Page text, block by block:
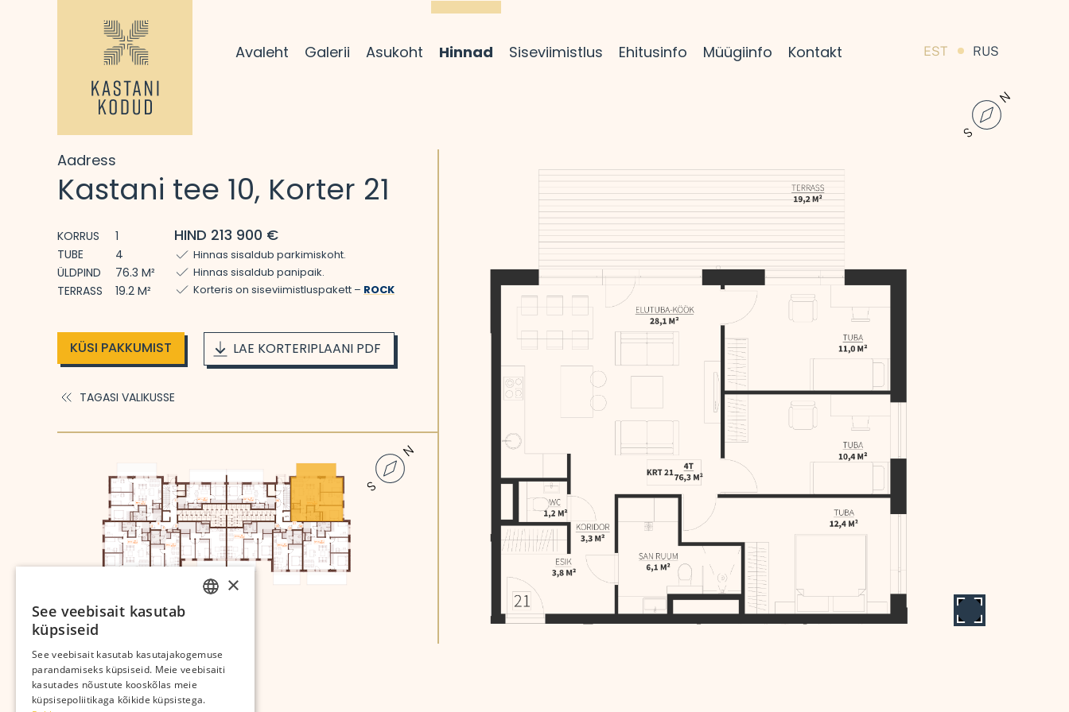
Avaleht Galerii Asukoht Hinnad Siseviimistlus Ehitusinfo Müügiinfo Kontakt EST RUS
Aadress
Kastani tee 10, Korter 21
KORRUS
1
TUBE
4
ÜLDPIND
76.3 M²
TERRASS
19.2 M²
HIND 213 900 €
Hinnas sisaldub parkimiskoht.
Hinnas sisaldub panipaik.
Korteris on siseviimistluspakett – ROCK
KÜSI PAKKUMIST LAE KORTERIPLAANI PDF
TAGASI VALIKUSSE
×
See veebisait kasutab
küpsiseid
See veebisait kasutab kasutajakogemuse
parandamiseks küpsiseid. Meie veebisaiti
kasutades nõustute kooskõlas meie
küpsisepoliitikaga kõikide küpsistega.